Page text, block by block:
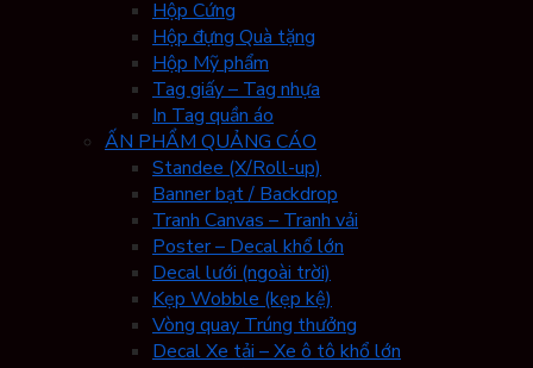
Hộp Cứng
Hộp đựng Quà tặng
Hộp Mỹ phẩm
Tag giấy – Tag nhựa
In Tag quần áo
ẤN PHẨM QUẢNG CÁO
Standee (X/Roll-up)
Banner bạt / Backdrop
Tranh Canvas – Tranh vải
Poster – Decal khổ lớn
Decal lưới (ngoài trời)
Kẹp Wobble (kẹp kệ)
Vòng quay Trúng thưởng
Decal Xe tải – Xe ô tô khổ lớn